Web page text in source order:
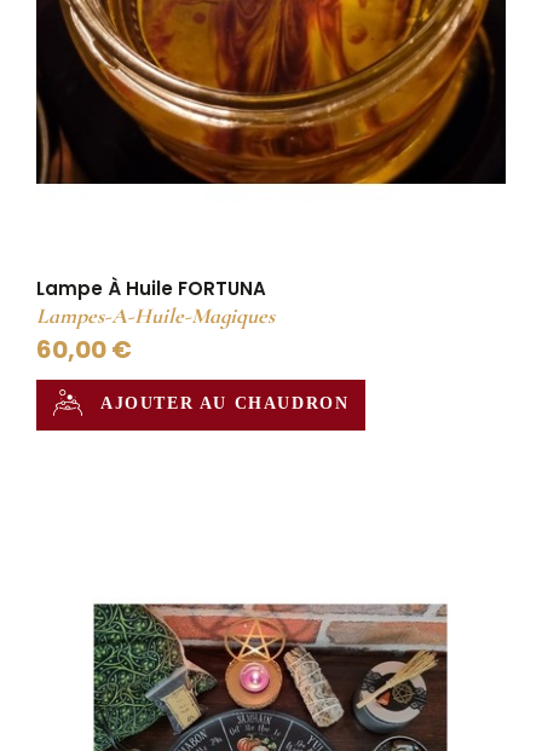
Lampe À Huile FORTUNA
Lampes-A-Huile-Magiques
60,00 €
AJOUTER AU CHAUDRON